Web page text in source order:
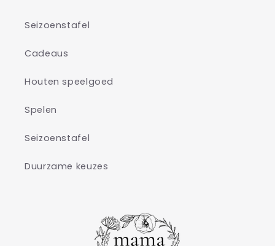
Seizoenstafel
Cadeaus
Houten speelgoed
Spelen
Seizoenstafel
Duurzame keuzes